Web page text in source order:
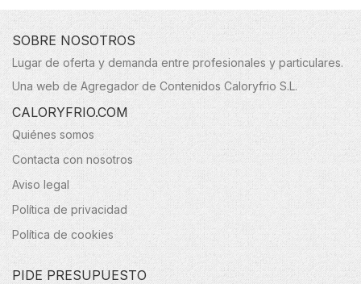
SOBRE NOSOTROS
Lugar de oferta y demanda entre profesionales y particulares.
Una web de Agregador de Contenidos Caloryfrio S.L.
CALORYFRIO.COM
Quiénes somos
Contacta con nosotros
Aviso legal
Política de privacidad
Política de cookies
PIDE PRESUPUESTO